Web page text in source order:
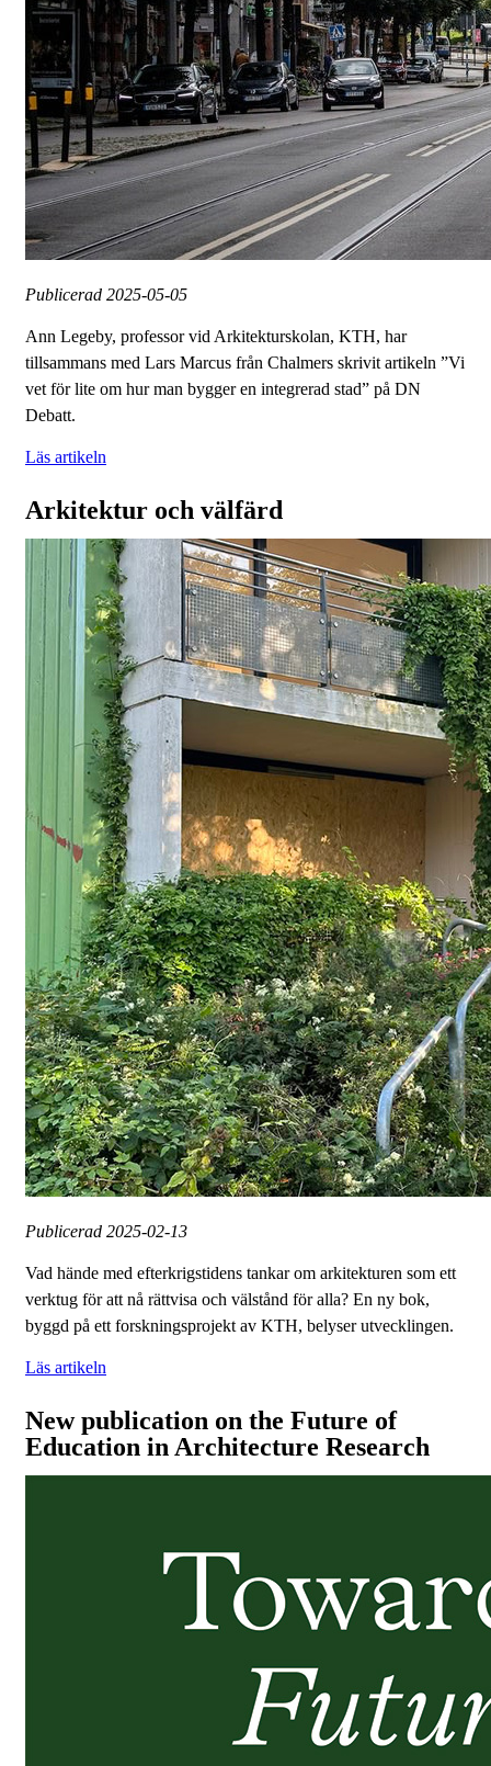
Publicerad 2025-05-05
Ann Legeby, professor vid Arkitekturskolan, KTH, har
tillsammans med Lars Marcus från Chalmers skrivit artikeln ”Vi
vet för lite om hur man bygger en integrerad stad” på DN
Debatt.
Läs artikeln
Arkitektur och välfärd
Publicerad 2025-02-13
Vad hände med efterkrigstidens tankar om arkitekturen som ett
verktug för att nå rättvisa och välstånd för alla? En ny bok,
byggd på ett forskningsprojekt av KTH, belyser utvecklingen.
Läs artikeln
New publication on the Future of
Education in Architecture Research